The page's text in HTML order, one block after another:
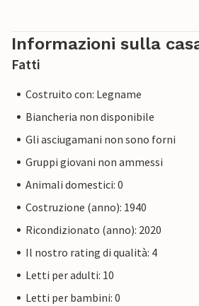
Informazioni sulla
Fatti
Costruito con: Legname
Biancheria non disponibile
Gli asciugamani non sono forni
Gruppi giovani non ammessi
Animali domestici: 0
Costruzione (anno): 1940
Ricondizionato (anno): 2020
Il nostro rating di qualità: 4
Letti per adulti: 10
Letti per bambini: 0